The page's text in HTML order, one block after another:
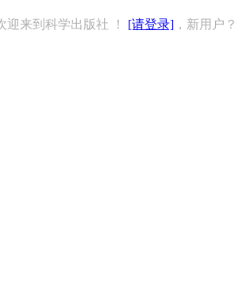
迎来到科学出版社 ！ [请登录] ，新用户？